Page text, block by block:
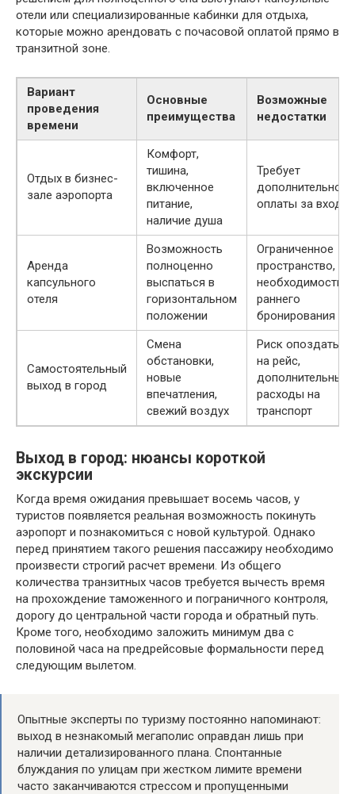
отели или специализированные кабинки для отдыха,
которые можно арендовать с почасовой оплатой прямо в
транзитной зоне.
Вариант
проведения
времени
Основные
преимущества
Возможные
недостатки
Отдых в бизнес-
зале аэропорта
Комфорт,
тишина,
включенное
питание,
наличие душа
Требует
дополнительной
оплаты за вход
Аренда
капсульного
отеля
Возможность
полноценно
выспаться в
горизонтальном
положении
Ограниченное
пространство,
необходимость
раннего
бронирования
Самостоятельный
выход в город
Смена
обстановки,
новые
впечатления,
свежий воздух
Риск опоздать
на рейс,
дополнительные
расходы на
транспорт
Выход в город: нюансы короткой
экскурсии
Когда время ожидания превышает восемь часов, у
туристов появляется реальная возможность покинуть
аэропорт и познакомиться с новой культурой. Однако
перед принятием такого решения пассажиру необходимо
произвести строгий расчет времени. Из общего
количества транзитных часов требуется вычесть время
на прохождение таможенного и пограничного контроля,
дорогу до центральной части города и обратный путь.
Кроме того, необходимо заложить минимум два с
половиной часа на предрейсовые формальности перед
следующим вылетом.
Опытные эксперты по туризму постоянно напоминают:
выход в незнакомый мегаполис оправдан лишь при
наличии детализированного плана. Спонтанные
блуждания по улицам при жестком лимите времени
часто заканчиваются стрессом и пропущенными